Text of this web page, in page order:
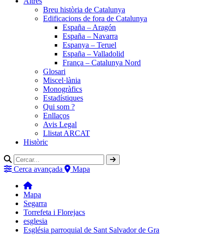
Breu història de Catalunya
Edificacions de fora de Catalunya
España – Aragón
España – Navarra
Espanya – Teruel
España – Valladolid
França – Catalunya Nord
Glosari
Miscel·lània
Monogràfics
Estadístiques
Qui som ?
Enllaços
Avis Legal
Llistat ARCAT
Històric
Cerca avançada Mapa
Mapa
Segarra
Torrefeta i Florejacs
esglesia
Església parroquial de Sant Salvador de Gra